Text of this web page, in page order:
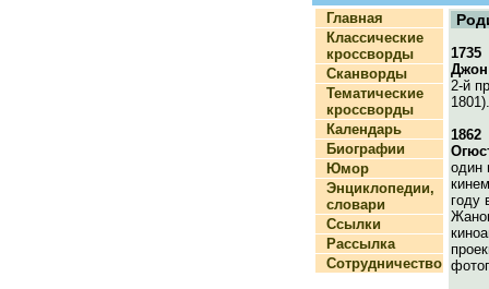
Главная
Классические
кроссворды
Сканворды
Тематические
кроссворды
Календарь
Биографии
Юмор
Энциклопедии,
словари
Ссылки
Рассылка
Сотрудничество
1735
2-й
1801).
1862
один
году